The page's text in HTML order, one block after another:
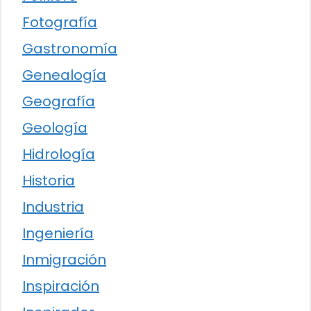
Fotografía
Gastronomía
Genealogía
Geografía
Geología
Hidrología
Historia
Industria
Ingeniería
Inmigración
Inspiración